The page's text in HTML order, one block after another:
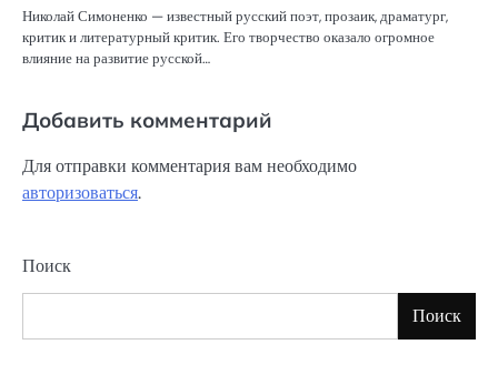
Николай Симоненко — известный русский поэт, прозаик, драматург,
критик и литературный критик. Его творчество оказало огромное
влияние на развитие русской…
Добавить комментарий
Для отправки комментария вам необходимо
авторизоваться.
Поиск
Поиск